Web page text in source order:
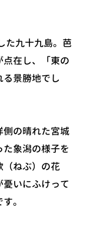
た九十九島。芭
在し、「東の
景勝地でし
の晴れた宮城
象潟の様子を
ねぶ）の花
いにふけって
。